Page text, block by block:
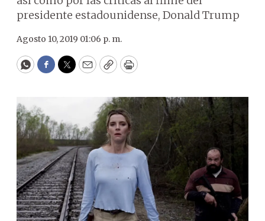
presidente estadounidense, Donald Trump
Agosto 10, 2019 01:06 p. m.
WhatsApp
Facebook
Twitter
EmailCopyPrint